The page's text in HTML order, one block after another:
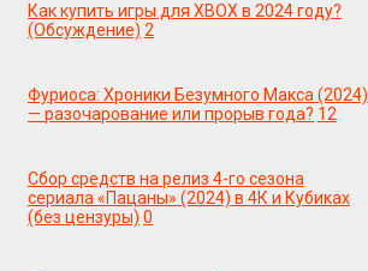
Как купить игры для XBOX в 2024 году?
(Обсуждение) 2
Фуриоса: Хроники Безумного Макса (2024)
— разочарование или прорыв года? 12
Сбор средств на релиз 4-го сезона
сериала «Пацаны» (2024) в 4К и Кубиках
(без цензуры) 0